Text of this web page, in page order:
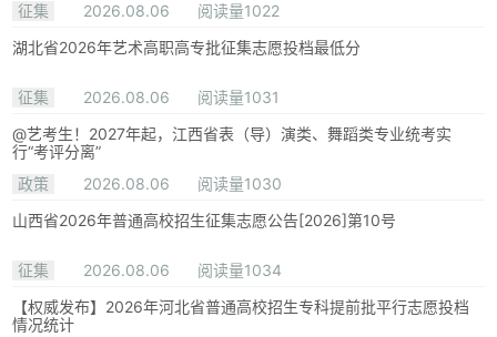
征集 2026.08.06
阅读量1022
湖北省2026年艺术高职高专批征集志愿投档最低分
征集 2026.08.06
阅读量1031
@艺考生！2027年起，江西省表（导）演类、舞蹈类专业统考实
行“考评分离”
政策
2026.08.06
阅读量1030
山西省2026年普通高校招生征集志愿公告[2026]第10号
征集 2026.08.06
阅读量1034
【权威发布】2026年河北省普通高校招生专科提前批平行志愿投档
情况统计